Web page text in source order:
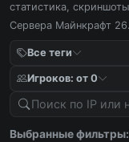
статистика,
Сервера Майнкрафт
Все теги
Игроков: от 0
Выбранные фильтры: